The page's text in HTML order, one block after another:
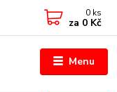
Menu
0 ks
za 0 Kč